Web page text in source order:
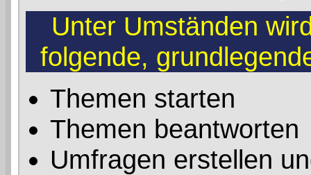
Unter Umständen
folgende,
Themen starten
Themen beantworten
Umfragen erstellen